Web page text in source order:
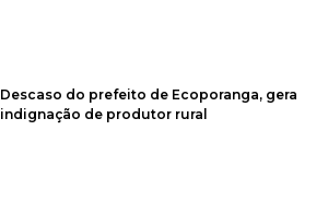
Descaso do prefeito de Ecoporanga, gera
indignação de produtor rural